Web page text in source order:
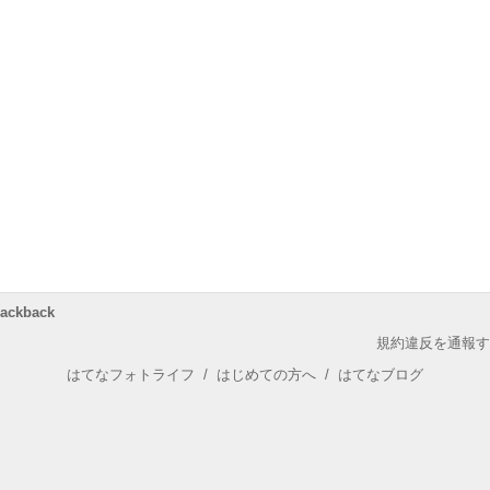
規約違反を通報
はてなフォトライフ / はじめての方へ / はてなブログ